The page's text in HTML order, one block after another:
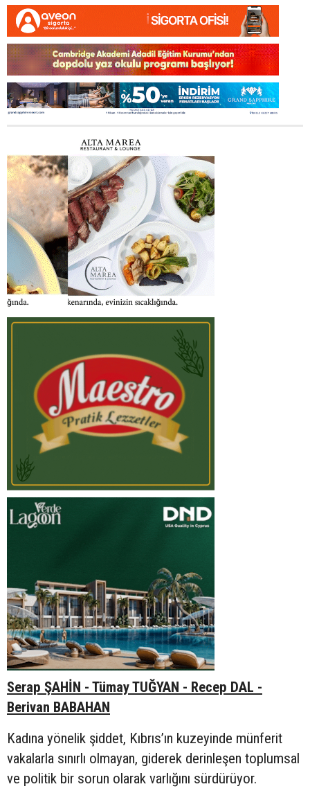
Serap ŞAHİN - Tümay TUĞYAN - Recep DAL -
Berivan BABAHAN
Kadına yönelik şiddet, Kıbrıs’ın kuzeyinde münferit
vakalarla sınırlı olmayan, giderek derinleşen toplumsal
ve politik bir sorun olarak varlığını sürdürüyor.